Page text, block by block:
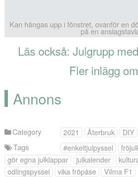
Kan hängas upp i fönstret, ovanför en
på en
Läs också: Julgrupp
Fler inlägg
Annons
Category 2021 Återbruk DIY
Tags
#enkeltjulpyssel
gör egna julklappar
julkalender
odlingspyssel
vika fröpåse Vilma F1